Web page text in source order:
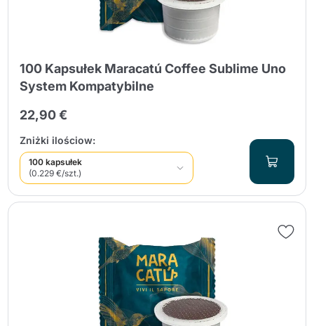
100 Kapsułek Maracatú Coffee Sublime Uno
System Kompatybilne
22,90 €
Zniżki ilościow:
100 kapsułek
(0.229 €/szt.)